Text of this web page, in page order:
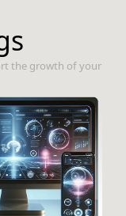
the growth of your